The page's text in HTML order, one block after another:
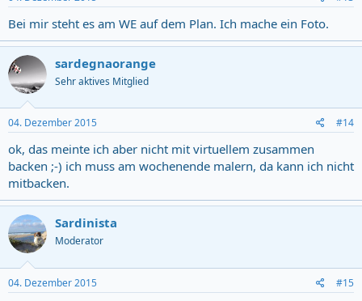
Bei mir steht es am WE auf dem Plan. Ich mache ein Foto.
sardegnaorange
Sehr aktives Mitglied
04. Dezember 2015 #14
ok, das meinte ich aber nicht mit virtuellem zusammen
backen ;-) ich muss am wochenende malern, da kann ich nicht
mitbacken.
Sardinista
Moderator
04. Dezember 2015 #15